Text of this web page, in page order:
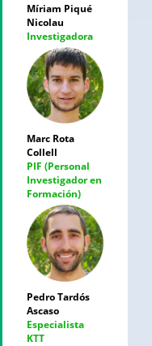
Míriam Piqué
Nicolau
Investigadora
Marc Rota
Collell
PIF (Personal
Investigador en
Formación)
Pedro Tardós
Ascaso
Especialista
KTT